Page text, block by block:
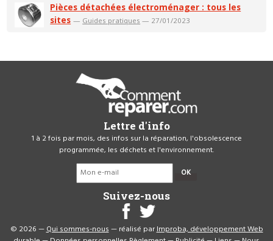
Pièces détachées électroménager : tous les
sites — Guides pratiques — 27/01/2023
Lettre d'info
1 à 2 fois par mois, des infos sur la réparation, l'obsolescence
programmée, les déchets et l'environnement.
OK
Suivez-nous
© 2026 —Qui sommes-nous— réalisé parImproba, développement Web